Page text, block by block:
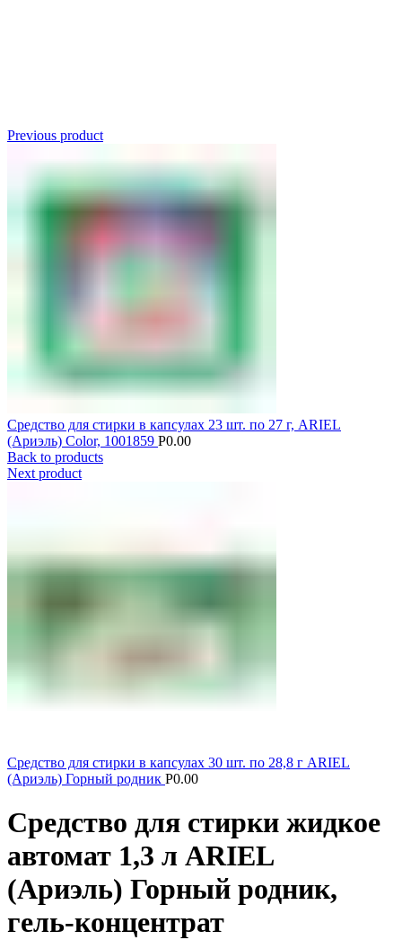
Previous product
Средство для стирки в капсулах 23 шт. по 27 г, ARIEL
(Ариэль) Color, 1001859 Р0.00
Back to products
Next product
Средство для стирки в капсулах 30 шт. по 28,8 г ARIEL
(Ариэль) Горный родник Р0.00
Средство для стирки жидкое
автомат 1,3 л ARIEL
(Ариэль) Горный родник,
гель-концентрат